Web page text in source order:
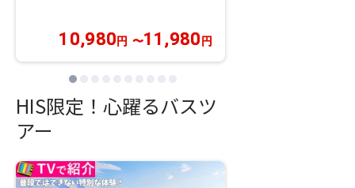
10,980 円 〜11,980 円
HIS限定！心躍るバスツ
アー